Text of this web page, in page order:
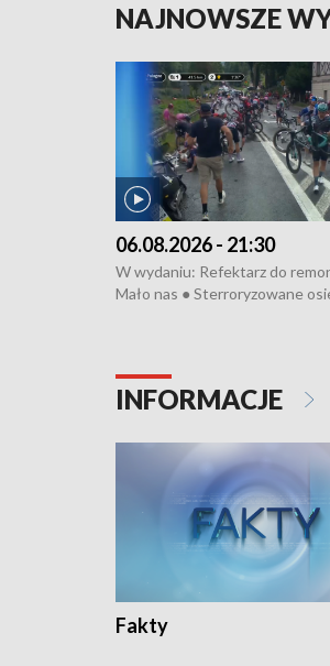
NAJNOWSZE
06.08.2026 - 21:30
W wydaniu: Refektarz do
Mało nas ● Sterroryzowane
Pologne
INFORMACJE
Fakty